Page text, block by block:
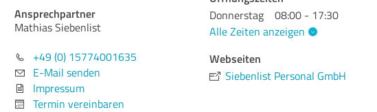
Ansprechpartner
Mathias Siebenlist
+49 (0) 15774001635
E-Mail senden
Impressum
Termin vereinbaren
Donnerstag
08:00 - 17:30
Alle Zeiten anzeigen
Webseiten
Siebenlist Personal GmbH